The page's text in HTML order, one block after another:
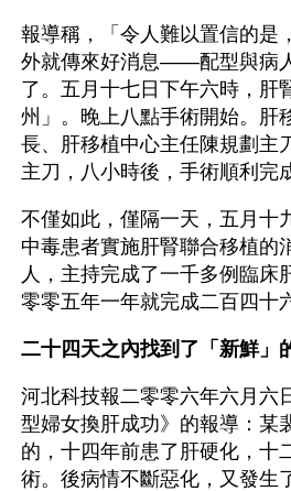
報導稱，「令人難以置信的是
外就傳來好消息——配型與病
了。五月十七日下午六時，肝
州」。晚上八點手術開始。肝
長、肝移植中心主任陳規劃主
主刀，八小時後，手術順利完
不僅如此，僅隔一天，五月十
中毒患者實施肝腎聯合移植的
人，主持完成了一千多例臨床
零零五年一年就完成二百四十
二十四天之內找到了「新鮮」
河北科技報二零零六年六月六
型婦女換肝成功》的報導：某
的，十四年前患了肝硬化，十
術。後病情不斷惡化，又發生